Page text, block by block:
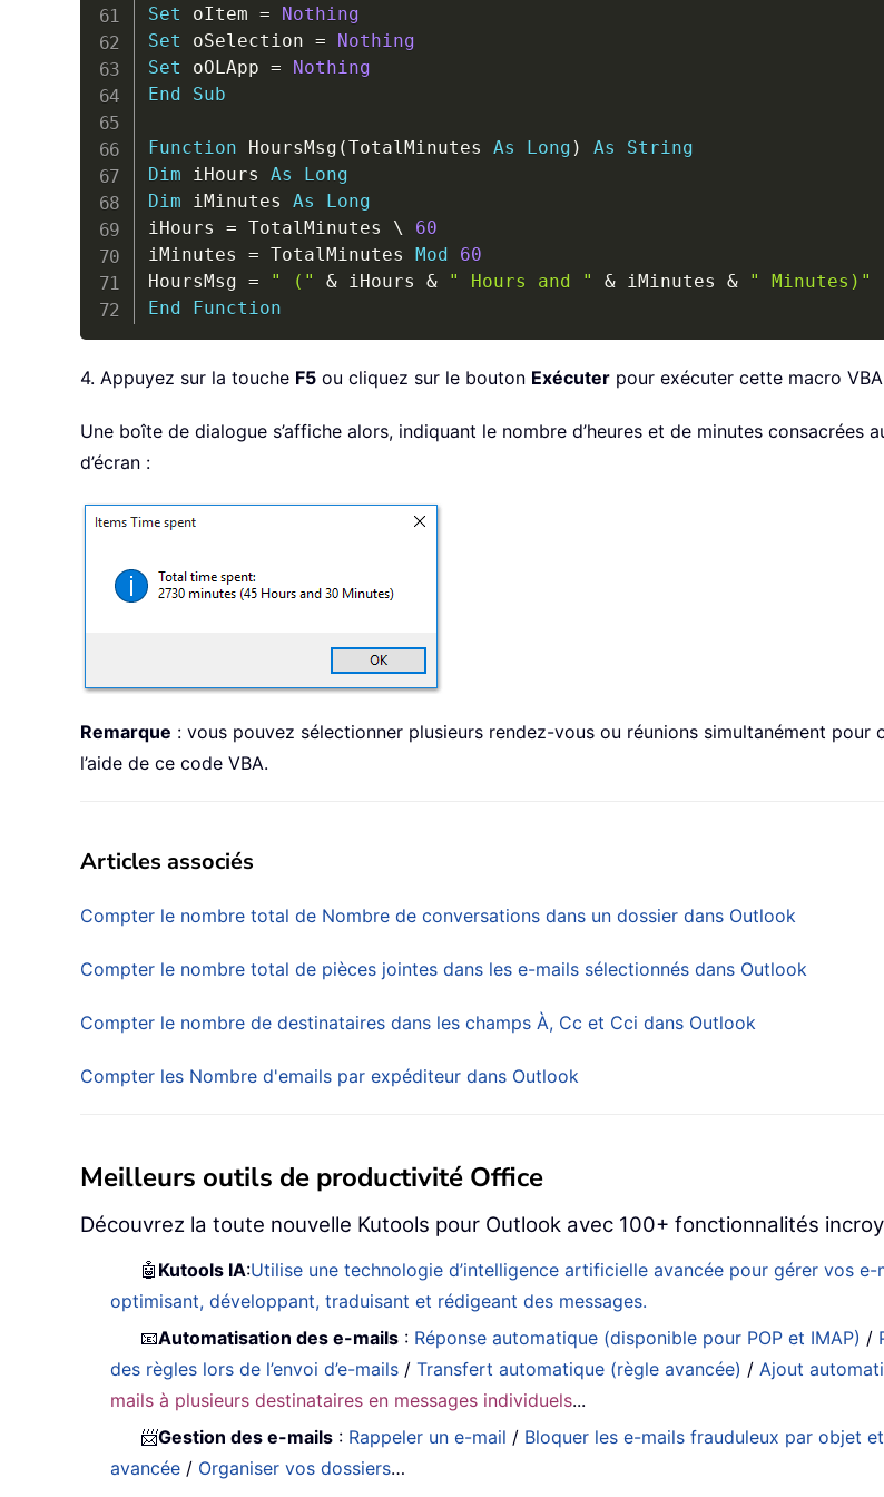
Set oItem =
Nothing
Set oSelection =
Nothing
Set oOLApp =
Nothing
End
Sub
Function HoursMsg (TotalMinutes As Long ) As
String
Dim iHours As
Long
Dim iMinutes As
Long
iHours = TotalMinutes \
60
iMinutes = TotalMinutes Mod
60
HoursMsg = " (" & iHours & " Hours and " & iMinutes &
" Minutes)"
End
Function
4. Appuyez sur la touche F5 ou cliquez sur le bouton Exécuter pour exécuter cette macro
Une boîte de dialogue s’affiche alors, indiquant le nombre d’heures et de minutes
d’écran :
Remarque : vous pouvez sélectionner plusieurs rendez-vous ou réunions simultanément pour
l’aide de ce code VBA.
Articles associés
Compter le nombre total de Nombre de conversations dans un dossier dans Outlook
Compter le nombre total de pièces jointes dans les e-mails sélectionnés dans Outlook
Compter le nombre de destinataires dans les champs À, Cc et Cci dans Outlook
Compter les Nombre d'emails par expéditeur dans Outlook
Meilleurs outils de productivité Office
Découvrez la toute nouvelle Kutools pour Outlook avec 100+ fonctionnalités
🤖 Kutools IA:Utilise une technologie d’intelligence artificielle avancée pour gérer vos
optimisant, développant, traduisant et rédigeant des messages.
📧Automatisation des e-mails : Réponse automatique (disponible pour POP et IMAP) /
des règles lors de l’envoi d’e-mails /Transfert automatique (règle avancée) /Ajout
mails à plusieurs destinataires en messages individuels...
📨Gestion des e-mails : Rappeler un e-mail / Bloquer les e-mails frauduleux par objet
avancée / Organiser vos dossiers…